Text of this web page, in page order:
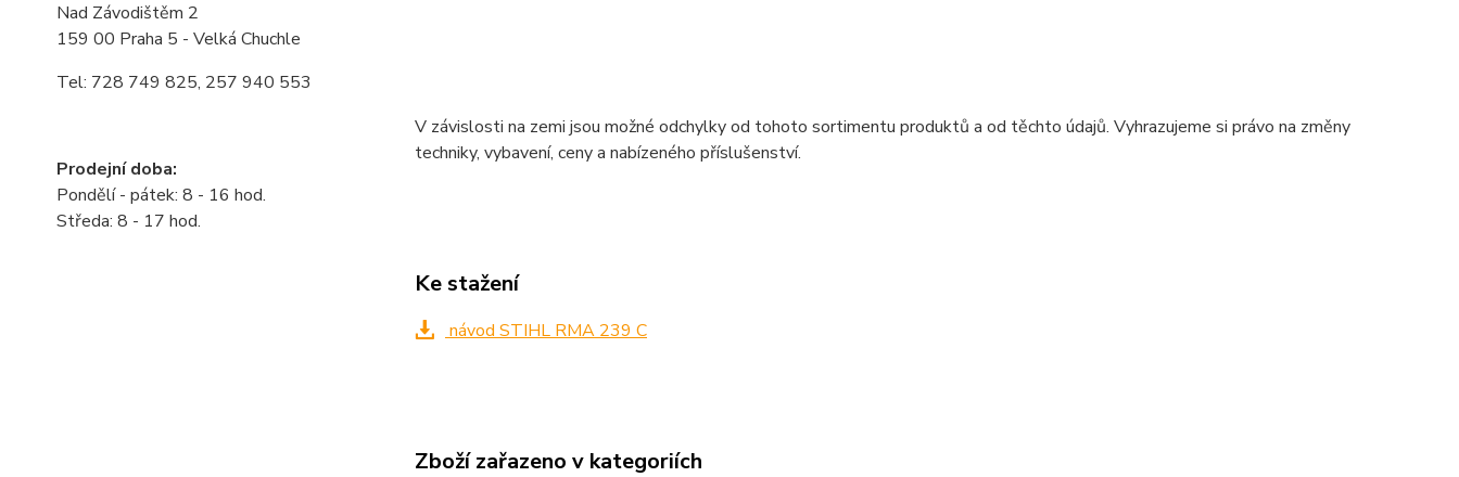
Nad Závodištěm 2
159 00 Praha 5 - Velká Chuchle
Tel: 728 749 825, 257 940 553
Prodejní doba:
Pondělí - pátek: 8 - 16 hod.
Středa: 8 - 17 hod.
V závislosti na zemi jsou možné odchylky od tohoto sortimentu produktů a od těchto údajů. Vyhrazujeme si právo na změny
techniky, vybavení, ceny a nabízeného příslušenství.
Ke stažení
návod STIHL RMA 239 C
Zboží zařazeno v kategoriích